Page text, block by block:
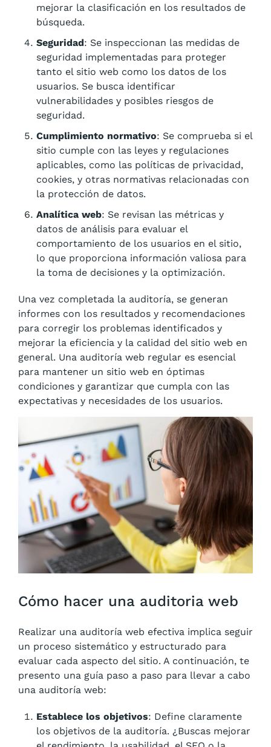
mejorar la clasificación en los resultados de
búsqueda.
Seguridad: Se inspeccionan las medidas de
seguridad implementadas para proteger
tanto el sitio web como los datos de los
usuarios. Se busca identificar
vulnerabilidades y posibles riesgos de
seguridad.
Cumplimiento normativo: Se comprueba si el
sitio cumple con las leyes y regulaciones
aplicables, como las políticas de privacidad,
cookies, y otras normativas relacionadas con
la protección de datos.
Analítica web: Se revisan las métricas y
datos de análisis para evaluar el
comportamiento de los usuarios en el sitio,
lo que proporciona información valiosa para
la toma de decisiones y la optimización.
Una vez completada la auditoría, se generan
informes con los resultados y recomendaciones
para corregir los problemas identificados y
mejorar la eficiencia y la calidad del sitio web en
general. Una auditoría web regular es esencial
para mantener un sitio web en óptimas
condiciones y garantizar que cumpla con las
expectativas y necesidades de los usuarios.
Cómo hacer una auditoria web
Realizar una auditoría web efectiva implica seguir
un proceso sistemático y estructurado para
evaluar cada aspecto del sitio. A continuación, te
presento una guía paso a paso para llevar a cabo
una auditoría web:
Establece los objetivos: Define claramente
los objetivos de la auditoría. ¿Buscas mejorar